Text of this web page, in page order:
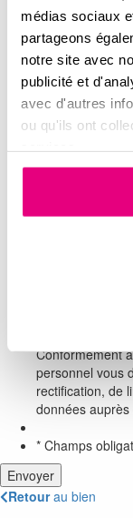
médias sociaux
partageons
notre site avec
publicité et
avec d'autres
ou qu'ils ont
Téléphone*
Message
Conformément
personnel vous
rectification, de
données auprès
* Champs
Retourau bien